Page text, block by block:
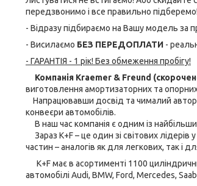
передзвонимо і все правильно підберемо!
- Відразу підбираємо на Вашу модель за
- Висилаємо БЕЗ ПЕРЕДОПЛАТИ -
- ГАРАНТІЯ - 1 рік! Без обмеження пробігу!
Компанія Kraemer & Freund
виготовлення амортизаторних та
Напрацювавши досвід та чималий
конвеєри автомобілів.
В наш час компанія є одним із
Зараз K+F – це один зі світових
частин – аналогів як для легкових, так і
K+F має в асортименті 1100
автомобілі Audi, BMW, Ford, Mercedes,